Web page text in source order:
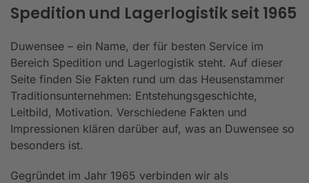
Spedition und Lagerlogistik seit 1965
Duwensee – ein Name, der für besten Service im
Bereich Spedition und Lagerlogistik steht. Auf dieser
Seite finden Sie Fakten rund um das Heusenstammer
Traditionsunternehmen: Entstehungsgeschichte,
Leitbild, Motivation. Verschiedene Fakten und
Impressionen klären darüber auf, was an Duwensee so
besonders ist.
Gegründet im Jahr 1965 verbinden wir als